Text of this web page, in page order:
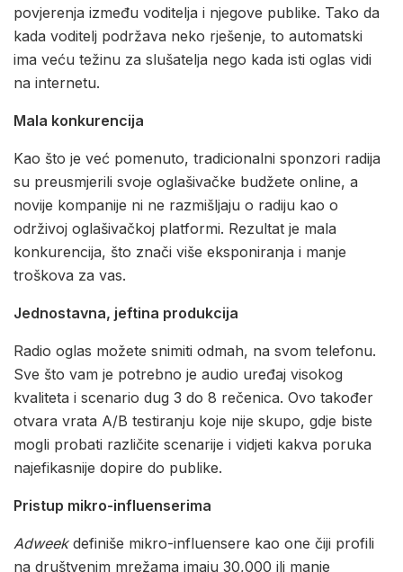
povjerenja između voditelja i njegove publike. Tako da
kada voditelj podržava neko rješenje, to automatski
ima veću težinu za slušatelja nego kada isti oglas vidi
na internetu.
Mala konkurencija
Kao što je već pomenuto, tradicionalni sponzori radija
su preusmjerili svoje oglašivačke budžete online, a
novije kompanije ni ne razmišljaju o radiju kao o
održivoj oglašivačkoj platformi. Rezultat je mala
konkurencija, što znači više eksponiranja i manje
troškova za vas.
Jednostavna, jeftina produkcija
Radio oglas možete snimiti odmah, na svom telefonu.
Sve što vam je potrebno je audio uređaj visokog
kvaliteta i scenario dug 3 do 8 rečenica. Ovo također
otvara vrata A/B testiranju koje nije skupo, gdje biste
mogli probati različite scenarije i vidjeti kakva poruka
najefikasnije dopire do publike.
Pristup mikro-influenserima
Adweekdefiniše mikro-influensere kao one čiji profili
na društvenim mrežama imaju 30,000 ili manje